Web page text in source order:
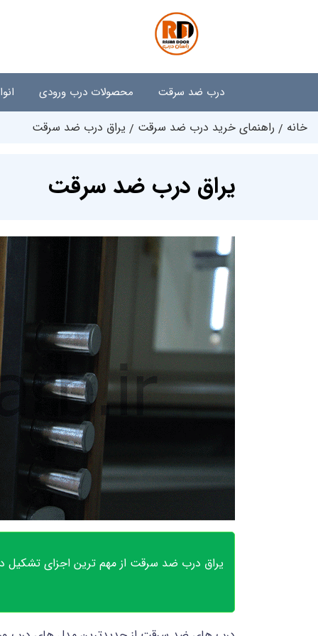
درب ضد سرقت محصولات درب ورودی
خانه راهنمای خرید درب ضد سرقت یراق درب ضد سرقت
یراق درب ضد سرقت
یراق درب ضد سرقت از مهم ترین اجزای تشکیل